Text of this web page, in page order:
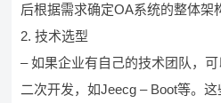
后根据需求确定OA系统的整体架
2. 技术选型
– 如果企业有自己的技术团队，
二次开发，如Jeecg – Boot等。